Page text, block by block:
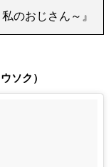
のおじさん～』
ソク）